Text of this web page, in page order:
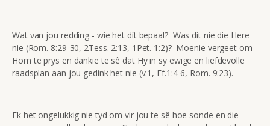
Wat van jou redding - wie het dít bepaal? Was dit nie die Here
nie (Rom. 8:29-30, 2Tess. 2:13, 1Pet. 1:2)? Moenie vergeet om
Hom te prys en dankie te sê dat Hy in sy ewige en liefdevolle
raadsplan aan jou gedink het nie (v.1, Ef.1:4-6, Rom. 9:23).
Ek het ongelukkig nie tyd om vir jou te sê hoe sonde en die